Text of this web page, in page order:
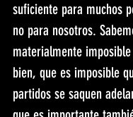
suficiente para muchos
no para nosotros.
materialmente
bien, que es imposible
partidos se saquen